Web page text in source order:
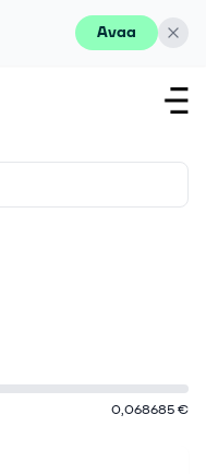
Avaa
0,068685 €